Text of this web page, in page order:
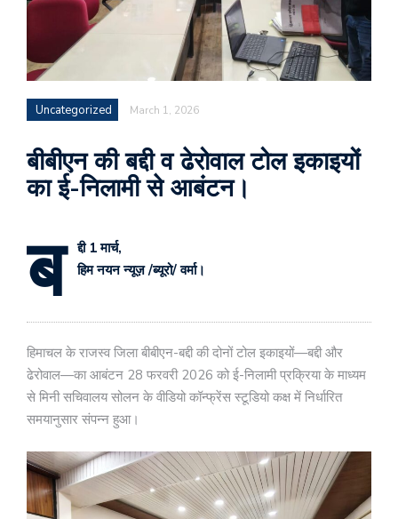
Uncategorized March 1, 2026
बीबीएन की बद्दी व ढेरोवाल टोल इकाइयों
का ई-निलामी से आबंटन।
ब
द्दी 1 मार्च,
हिम नयन न्यूज़ /ब्यूरो/ वर्मा।
हिमाचल के राजस्व जिला बीबीएन-बद्दी की दोनों टोल इकाइयों—बद्दी और
ढेरोवाल—का आबंटन 28 फरवरी 2026 को ई-निलामी प्रक्रिया के माध्यम
से मिनी सचिवालय सोलन के वीडियो कॉन्फ्रेंस स्टूडियो कक्ष में निर्धारित
समयानुसार संपन्न हुआ।